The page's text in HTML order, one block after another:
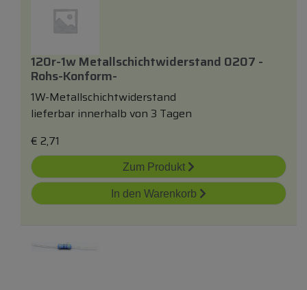
120r-1w Metallschichtwiderstand 0207 -
Rohs-Konform-
1W-Metallschichtwiderstand
lieferbar innerhalb von 3 Tagen
€ 2,71
Zum Produkt
In den Warenkorb